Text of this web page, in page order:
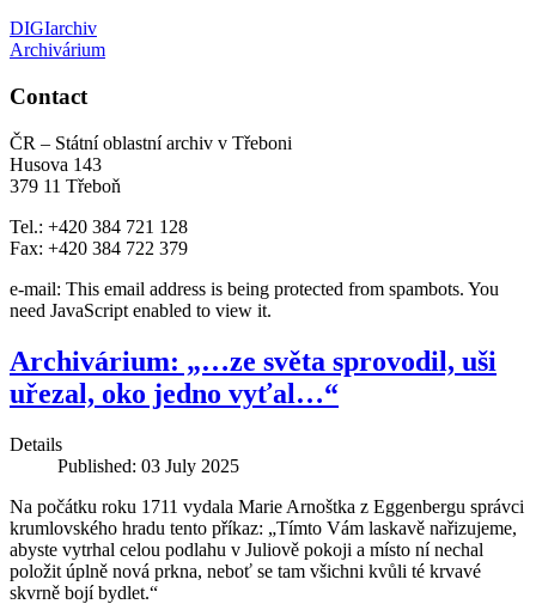
DIGIarchiv
Archivárium
Contact
ČR – Státní oblastní archiv v Třeboni
Husova 143
379 11 Třeboň
Tel.: +420 384 721 128
Fax: +420 384 722 379
e-mail: This email address is being protected from spambots. You
need JavaScript enabled to view it.
Archivárium: „…ze světa sprovodil, uši
uřezal, oko jedno vyťal…“
Details
Published: 03 July 2025
Na počátku roku 1711 vydala Marie Arnoštka z Eggenbergu správci
krumlovského hradu tento příkaz: „Tímto Vám laskavě nařizujeme,
abyste vytrhal celou podlahu v Juliově pokoji a místo ní nechal
položit úplně nová prkna, neboť se tam všichni kvůli té krvavé
skvrně bojí bydlet.“